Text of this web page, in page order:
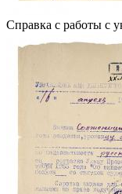
Справка с работы с